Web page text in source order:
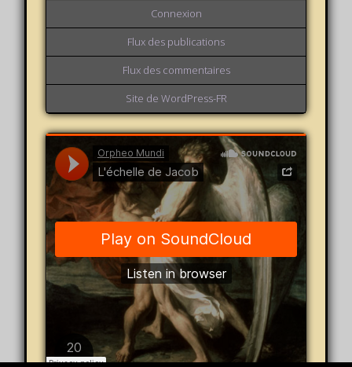
Connexion
Flux des publications
Flux des commentaires
Site de WordPress-FR